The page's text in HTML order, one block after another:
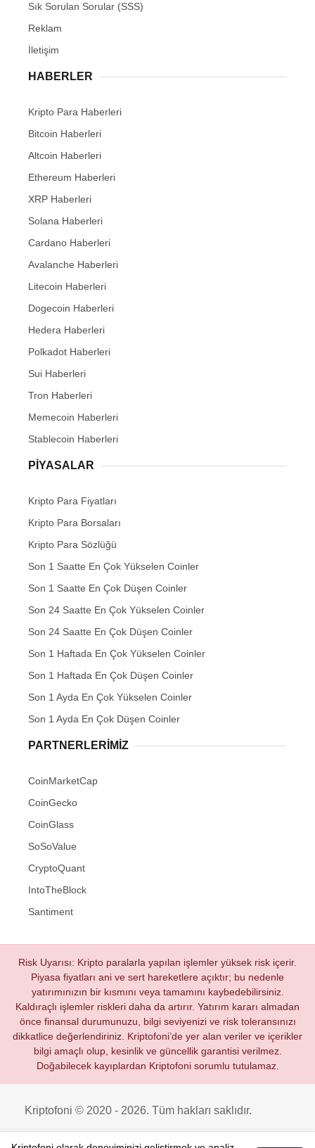
Sık Sorulan Sorular (SSS)
Reklam
İletişim
HABERLER
Kripto Para Haberleri
Bitcoin Haberleri
Altcoin Haberleri
Ethereum Haberleri
XRP Haberleri
Solana Haberleri
Cardano Haberleri
Avalanche Haberleri
Litecoin Haberleri
Dogecoin Haberleri
Hedera Haberleri
Polkadot Haberleri
Sui Haberleri
Tron Haberleri
Memecoin Haberleri
Stablecoin Haberleri
PIYASALAR
Kripto Para Fiyatları
Kripto Para Borsaları
Kripto Para Sözlüğü
Son 1 Saatte En Çok Yükselen Coinler
Son 1 Saatte En Çok Düşen Coinler
Son 24 Saatte En Çok Yükselen Coinler
Son 24 Saatte En Çok Düşen Coinler
Son 1 Haftada En Çok Yükselen Coinler
Son 1 Haftada En Çok Düşen Coinler
Son 1 Ayda En Çok Yükselen Coinler
Son 1 Ayda En Çok Düşen Coinler
PARTNERLERIMIZ
CoinMarketCap
CoinGecko
CoinGlass
SoSoValue
CryptoQuant
IntoTheBlock
Santiment
Risk Uyarısı: Kripto paralarla yapılan işlemler yüksek risk içerir.
Piyasa fiyatları ani ve sert hareketlere açıktır; bu nedenle
yatırımınızın bir kısmını veya tamamını kaybedebilirsiniz.
Kaldıraçlı işlemler riskleri daha da artırır. Yatırım kararı almadan
önce finansal durumunuzu, bilgi seviyenizi ve risk toleransınızı
dikkatlice değerlendiriniz. Kriptofoni’de yer alan veriler ve içerikler
bilgi amaçlı olup, kesinlik ve güncellik garantisi verilmez.
Doğabilecek kayıplardan Kriptofoni sorumlu tutulamaz.
Kriptofoni © 2020 - 2026. Tüm hakları saklıdır.